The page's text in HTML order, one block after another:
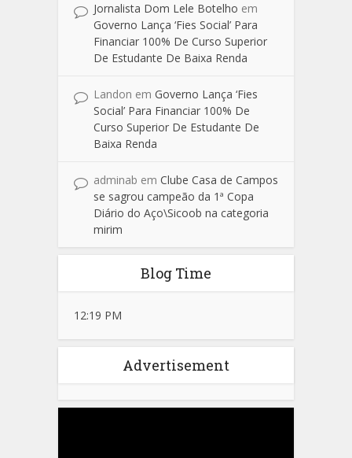
Jornalista Dom Lele Botelho em
Governo Lança ‘Fies Social’ Para
Financiar 100% De Curso Superior
De Estudante De Baixa Renda
Landon em Governo Lança ‘Fies
Social’ Para Financiar 100% De
Curso Superior De Estudante De
Baixa Renda
adminab em Clube Casa de Campos
se sagrou campeão da 1ª Copa
Diário do Aço\Sicoob na categoria
mirim
Blog Time
12:19 PM
Advertisement